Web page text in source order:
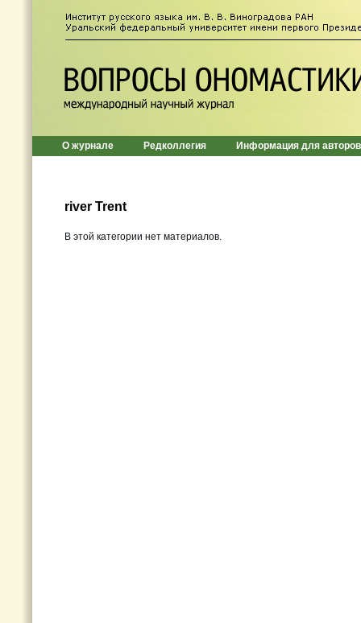
О журнале Редколлегия Информация для авторов
river Trent
В этой категории нет материалов.